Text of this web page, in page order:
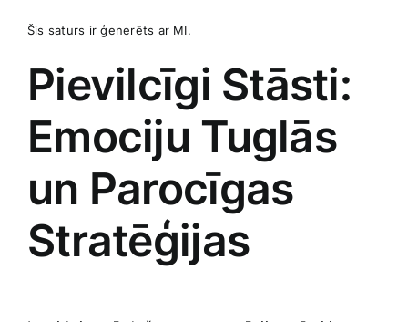
Šis saturs ir ģenerēts ar MI.
Pievilcīgi Stāsti:
Emociju Tuglās
un Parocīgas
Stratēģijas